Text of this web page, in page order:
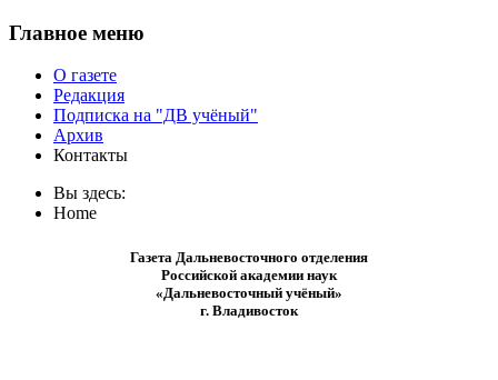
Главное меню
О газете
Редакция
Подписка на "ДВ учёный"
Архив
Контакты
Вы здесь:
Home
Газета Дальневосточного отделения
Российской академии наук
«Дальневосточный учёный»
г. Владивосток